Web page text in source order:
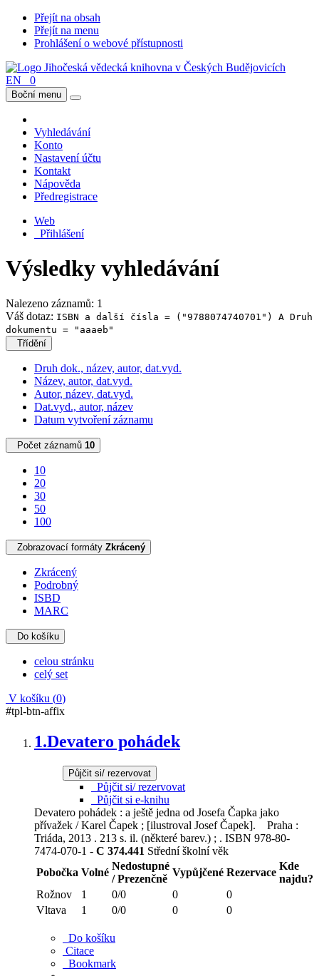
Přejít na obsah
Přejít na menu
Prohlášení o webové přístupnosti
EN 0
Boční menu
Vyhledávání
Konto
Nastavení účtu
Kontakt
Nápověda
Předregistrace
Web
Přihlášení
Výsledky vyhledávání
Nalezeno záznamů: 1
Váš dotaz: ISBN a další čísla = ("9788074740701") A Druh
dokumentu = "aaaeb"
Třídění
Druh dok., název, autor, dat.vyd.
Název, autor, dat.vyd.
Autor, název, dat.vyd.
Dat.vyd., autor, název
Datum vytvoření záznamu
Počet záznamů 10
10
20
30
50
100
Zobrazovací formáty Zkrácený
Zkrácený
Podrobný
ISBD
MARC
Do košíku
celou stránku
celý set
V košíku (0)
#tpl-btn-affix
1.Devatero pohádek
Půjčit si/ rezervovat
Půjčit si/ rezervovat
Půjčit si e-knihu
Devatero pohádek : a ještě jedna od Josefa Čapka jako
přívažek / Karel Čapek ; [ilustroval Josef Čapek]. Praha :
Triáda, 2013 . 213 s. il. (některé barev.) ; . ISBN 978-80-
7474-070-1 - C 374.441 Střední školní věk
Pobočka Volné
Nedostupné
/ Prezenčně
Vypůjčené Rezervace
Kde
najdu?
Rožnov
1 0/0 0
0
Vltava
1 0/0 0 0
Do košíku
Citace
Bookmark